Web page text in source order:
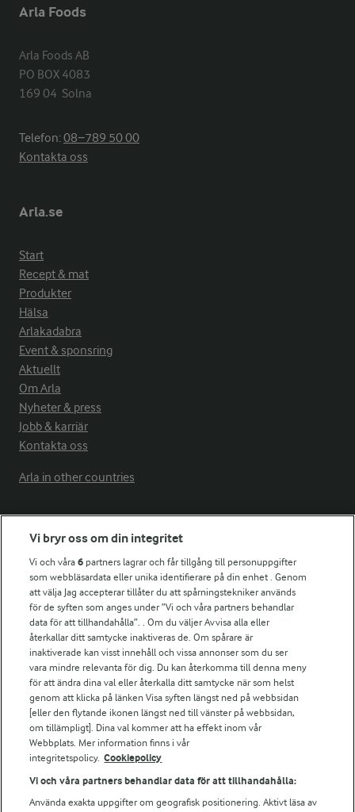
Arla Foods
Arla Foods AB
PO BOX 4083
169 04  Solna
Telefon:08−789 50 00
Kontakta oss
Arla.se
Start
Recept & mat
Produkter
Hälsa
Arlakadabra
Event & sponsring
Aktuellt
Om Arla
Nyheter & press
Jobb & karriär
Kontakta oss
Arla in other countries
Fler Arlasajter
För ägare
Arlas kundportal
Arla.com
Falbygdens Ost
Arla webbshop
Bildbank
Följ oss
Vi bryr oss om din integritet
Vi och våra6 partners lagrar och får tillgång till personuppgifter
som webbläsardata eller unika identifierare på din enhet . Genom
att välja Jag accepterar tillåter du att spårningstekniker används
för de syften som anges under ”Vi och våra partners behandlar
data för att tillhandahålla”. . Om du väljer Avvisa alla eller
återkallar ditt samtycke inaktiveras de. Om spårare är
inaktiverade kan visst innehåll och vissa annonser som du ser
vara mindre relevanta för dig. Du kan återkomma till denna meny
för att ändra dina val eller återkalla ditt samtycke när som helst
genom att klicka på länken Visa syften längst ned på webbsidan
[eller den flytande ikonen längst ned till vänster på webbsidan,
om tillämpligt]. Dina val kommer att ha effekt inom vår
Webbplats. Mer information finns i vår
integritetspolicy. Cookiepolicy
Vi och våra partners behandlar data för att tillhandahålla:
Använda exakta uppgifter om geografisk positionering. Aktivt läsa av